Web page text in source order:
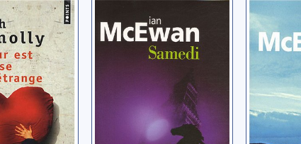
est une
Samedi: roman
McEwan, Ian
Sur la